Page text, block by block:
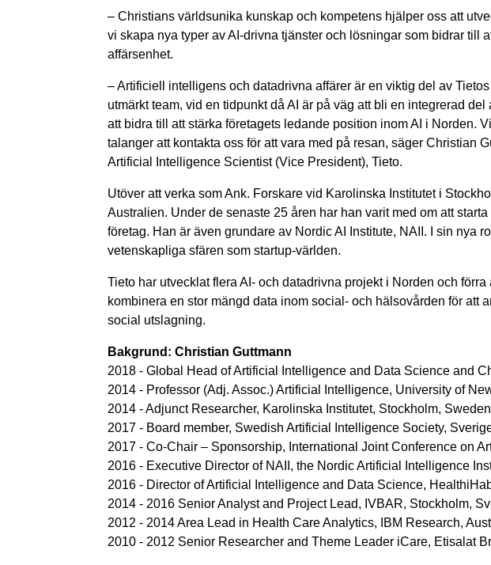
– Christians världsunika kunskap och kompetens hjälper oss att
vi skapa nya typer av AI-drivna tjänster och lösningar som bidrar till
affärsenhet.
– Artificiell intelligens och datadrivna affärer är en viktig del av
utmärkt team, vid en tidpunkt då AI är på väg att bli en integrerad
att bidra till att stärka företagets ledande position inom AI i Norden.
talanger att kontakta oss för att vara med på resan, säger Christian
Artificial Intelligence Scientist (Vice President), Tieto.
Utöver att verka som Ank. Forskare vid Karolinska Institutet i
Australien. Under de senaste 25 åren har han varit med om att
företag. Han är även grundare av Nordic AI Institute, NAII. I sin nya
vetenskapliga sfären som startup-världen.
Tieto har utvecklat flera AI- och datadrivna projekt i Norden och förra
kombinera en stor mängd data inom social- och hälsovården för att
social utslagning.
Bakgrund: Christian Guttmann
2018 - Global Head of Artificial Intelligence and Data Science and
2014 - Professor (Adj. Assoc.) Artificial Intelligence, University of
2014 - Adjunct Researcher, Karolinska Institutet, Stockholm, Sweden
2017 - Board member, Swedish Artificial Intelligence Society,
2017 - Co-Chair – Sponsorship, International Joint Conference on
2016 - Executive Director of NAII, the Nordic Artificial Intelligence
2016 - Director of Artificial Intelligence and Data Science,
2014 - 2016 Senior Analyst and Project Lead, IVBAR, Stockholm,
2012 - 2014 Area Lead in Health Care Analytics, IBM Research,
2010 - 2012 Senior Researcher and Theme Leader iCare, Etisalat